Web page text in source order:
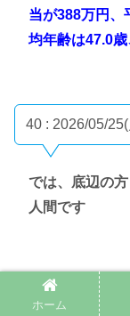
当が388万円、
均年齢は47.0歳
40 : 2026/05/
では、底辺の
人間です
41 : 2026/05/
ホーム